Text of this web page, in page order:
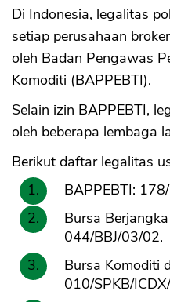
Di Indonesia, legalitas
setiap perusahaan
oleh Badan Pengawas
Komoditi (BAPPEBTI).
Selain izin BAPPEBTI,
oleh beberapa lembaga
Berikut daftar legalitas
BAPPEBTI:
Bursa
044/BBJ/03/02.
Bursa Komoditi
010/SPKB/